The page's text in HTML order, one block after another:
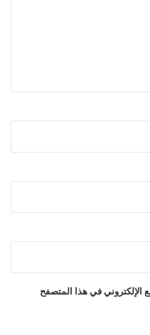
الإلكتروني في هذا المتصفح